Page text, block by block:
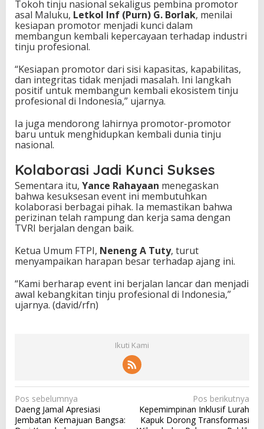
Tokoh tinju nasional sekaligus pembina promotor
asal Maluku, Letkol Inf (Purn) G. Borlak, menilai
kesiapan promotor menjadi kunci dalam
membangun kembali kepercayaan terhadap industri
tinju profesional.
“Kesiapan promotor dari sisi kapasitas, kapabilitas,
dan integritas tidak menjadi masalah. Ini langkah
positif untuk membangun kembali ekosistem tinju
profesional di Indonesia,” ujarnya.
Ia juga mendorong lahirnya promotor-promotor
baru untuk menghidupkan kembali dunia tinju
nasional.
Kolaborasi Jadi Kunci Sukses
Sementara itu, Yance Rahayaan menegaskan
bahwa kesuksesan event ini membutuhkan
kolaborasi berbagai pihak. Ia memastikan bahwa
perizinan telah rampung dan kerja sama dengan
TVRI berjalan dengan baik.
Ketua Umum FTPI, Neneng A Tuty, turut
menyampaikan harapan besar terhadap ajang ini.
“Kami berharap event ini berjalan lancar dan menjadi
awal kebangkitan tinju profesional di Indonesia,”
ujarnya. (david/rfn)
Ikuti Kami
N
a
Pos sebelumnya
Daeng Jamal Apresiasi
Jembatan Kemajuan Bangsa:
Pos berikutnya
Kepemimpinan Inklusif Lurah
Kapuk Dorong Transformasi